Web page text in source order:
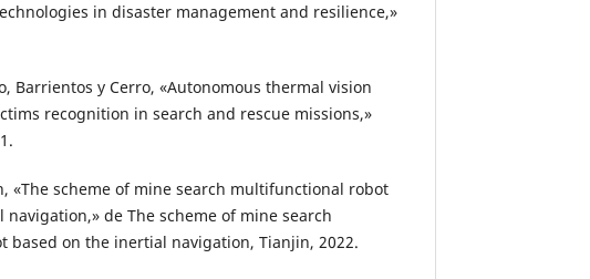
in disaster management and resilience,»
Barrientos y Cerro, «Autonomous thermal vision
recognition in search and rescue missions,»
«The scheme of mine search multifunctional robot
de The scheme of mine search
based on the inertial navigation, Tianjin, 2022.